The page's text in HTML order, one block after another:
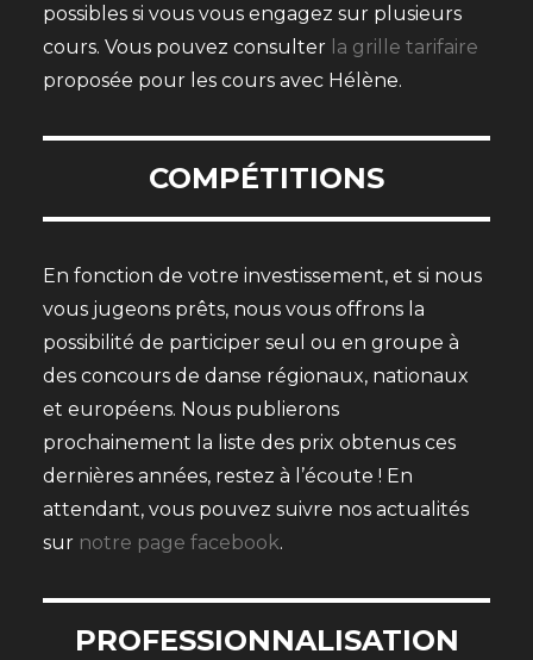
possibles si vous vous engagez sur plusieurs
cours. Vous pouvez consulter la grille tarifaire
proposée pour les cours avec Hélène.
COMPÉTITIONS
En fonction de votre investissement, et si nous
vous jugeons prêts, nous vous offrons la
possibilité de participer seul ou en groupe à
des concours de danse régionaux, nationaux
et européens. Nous publierons
prochainement la liste des prix obtenus ces
dernières années, restez à l’écoute ! En
attendant, vous pouvez suivre nos actualités
sur notre page facebook.
PROFESSIONNALISATION